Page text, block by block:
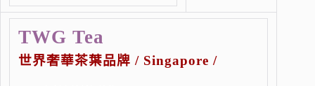
TWG Tea
世界奢華茶葉品牌 / Singapore /